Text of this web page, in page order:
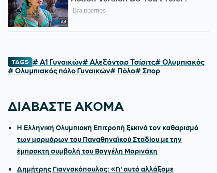
TAGS # Α1 Γυναικών# Αλεξάνταρ Τσίριτς# Ολυμπιακός
# Ολυμπιακός πόλο Γυναικών# Πόλο# Σπορ
ΔΙΑΒΑΣΤΕ ΑΚΟΜΑ
Η Ελληνική Ολυμπιακή Επιτροπή ξεκινά τον καθαρισμό
των μαρμάρων του Παναθηναϊκού Σταδίου με την
έμπρακτη συμβολή του Βαγγέλη Μαρινάκη
Δημήτρης Γιαννακόπουλος: «Γι' αυτό αλλάξαμε